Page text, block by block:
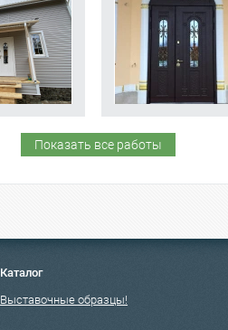
Показать все работы
Каталог
Выставочные образцы!